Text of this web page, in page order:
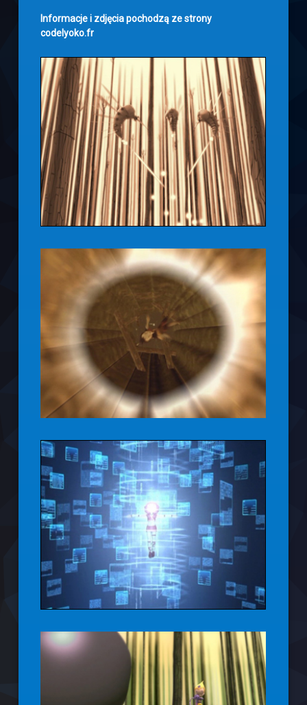
Informacje i zdjęcia pochodzą ze strony
codelyoko.fr